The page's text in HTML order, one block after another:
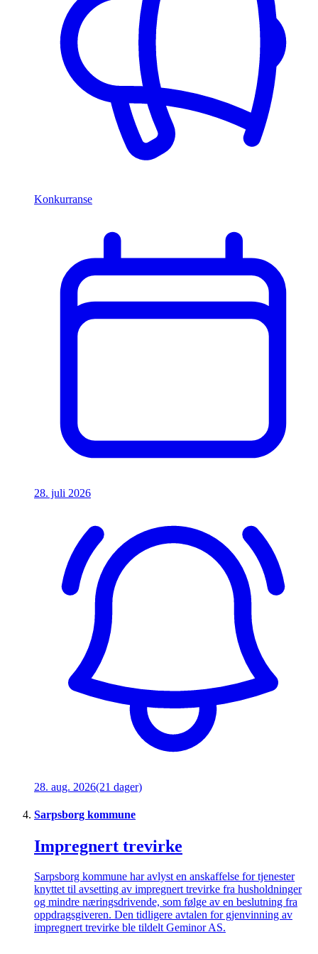
Konkurranse
28. juli 2026
28. aug. 2026(21 dager)
Sarpsborg kommune
Impregnert trevirke
Sarpsborg kommune har avlyst en anskaffelse for tjenester
knyttet til avsetting av impregnert trevirke fra husholdninger
og mindre næringsdrivende, som følge av en beslutning fra
oppdragsgiveren. Den tidligere avtalen for gjenvinning av
impregnert trevirke ble tildelt Geminor AS.